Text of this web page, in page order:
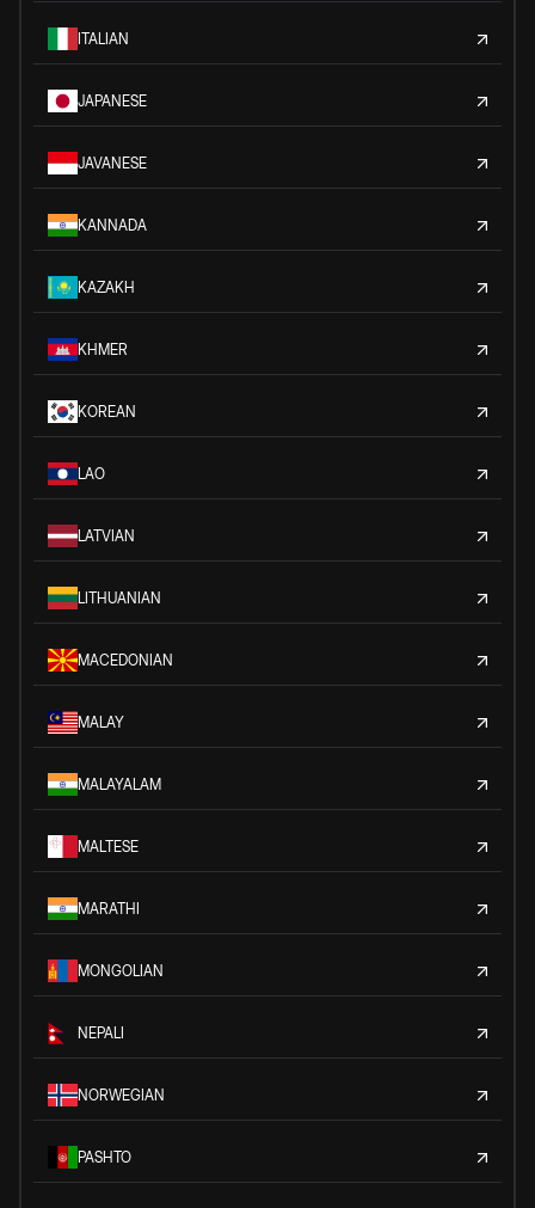
ITALIAN
JAPANESE
JAVANESE
KANNADA
KAZAKH
KHMER
KOREAN
LAO
LATVIAN
LITHUANIAN
MACEDONIAN
MALAY
MALAYALAM
MALTESE
MARATHI
MONGOLIAN
NEPALI
NORWEGIAN
PASHTO